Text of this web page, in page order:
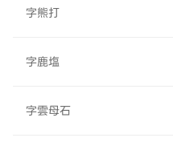
字熊打
字鹿塩
字雲母石